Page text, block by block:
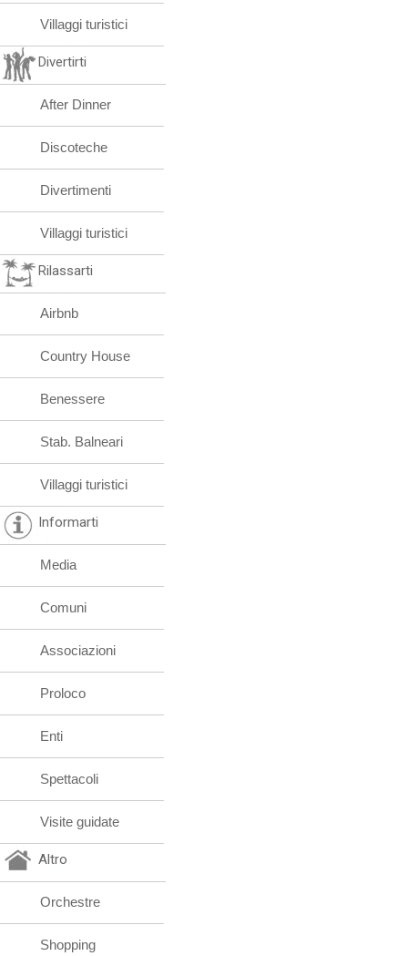
Villaggi turistici
Divertirti
After Dinner
Discoteche
Divertimenti
Villaggi turistici
Rilassarti
Airbnb
Country House
Benessere
Stab. Balneari
Villaggi turistici
Informarti
Media
Comuni
Associazioni
Proloco
Enti
Spettacoli
Visite guidate
Altro
Orchestre
Shopping